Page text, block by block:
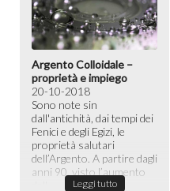
Argento Colloidale –
proprietà e impiego
20-10-2018
Sono note sin
dall'antichità, dai tempi dei
Fenici e degli Egizi, le
proprietà salutari
dell’Argento. A partire dagli
anni 90, visto l’aumento
Leggi tutto